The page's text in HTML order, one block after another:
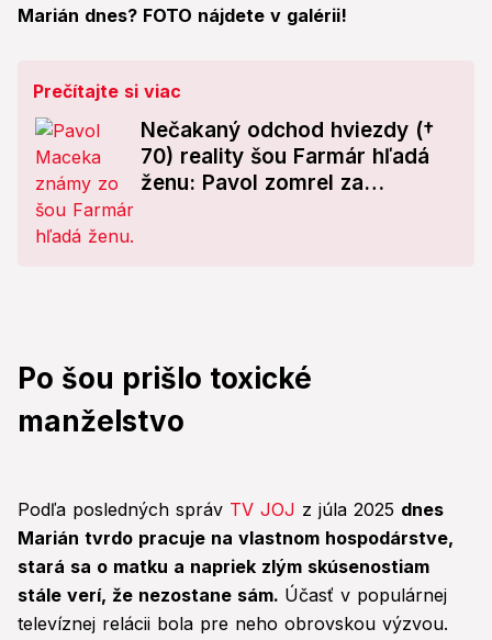
Marián dnes? FOTO nájdete v galérii!
Prečítajte si viac
Nečakaný odchod hviezdy (†
70) reality šou Farmár hľadá
ženu: Pavol zomrel za
Po šou prišlo toxické
manželstvo
Podľa posledných správ TV JOJ z júla 2025 dnes
Marián tvrdo pracuje na vlastnom hospodárstve,
stará sa o matku a napriek zlým skúsenostiam
stále verí, že nezostane sám. Účasť v populárnej
televíznej relácii bola pre neho obrovskou výzvou.